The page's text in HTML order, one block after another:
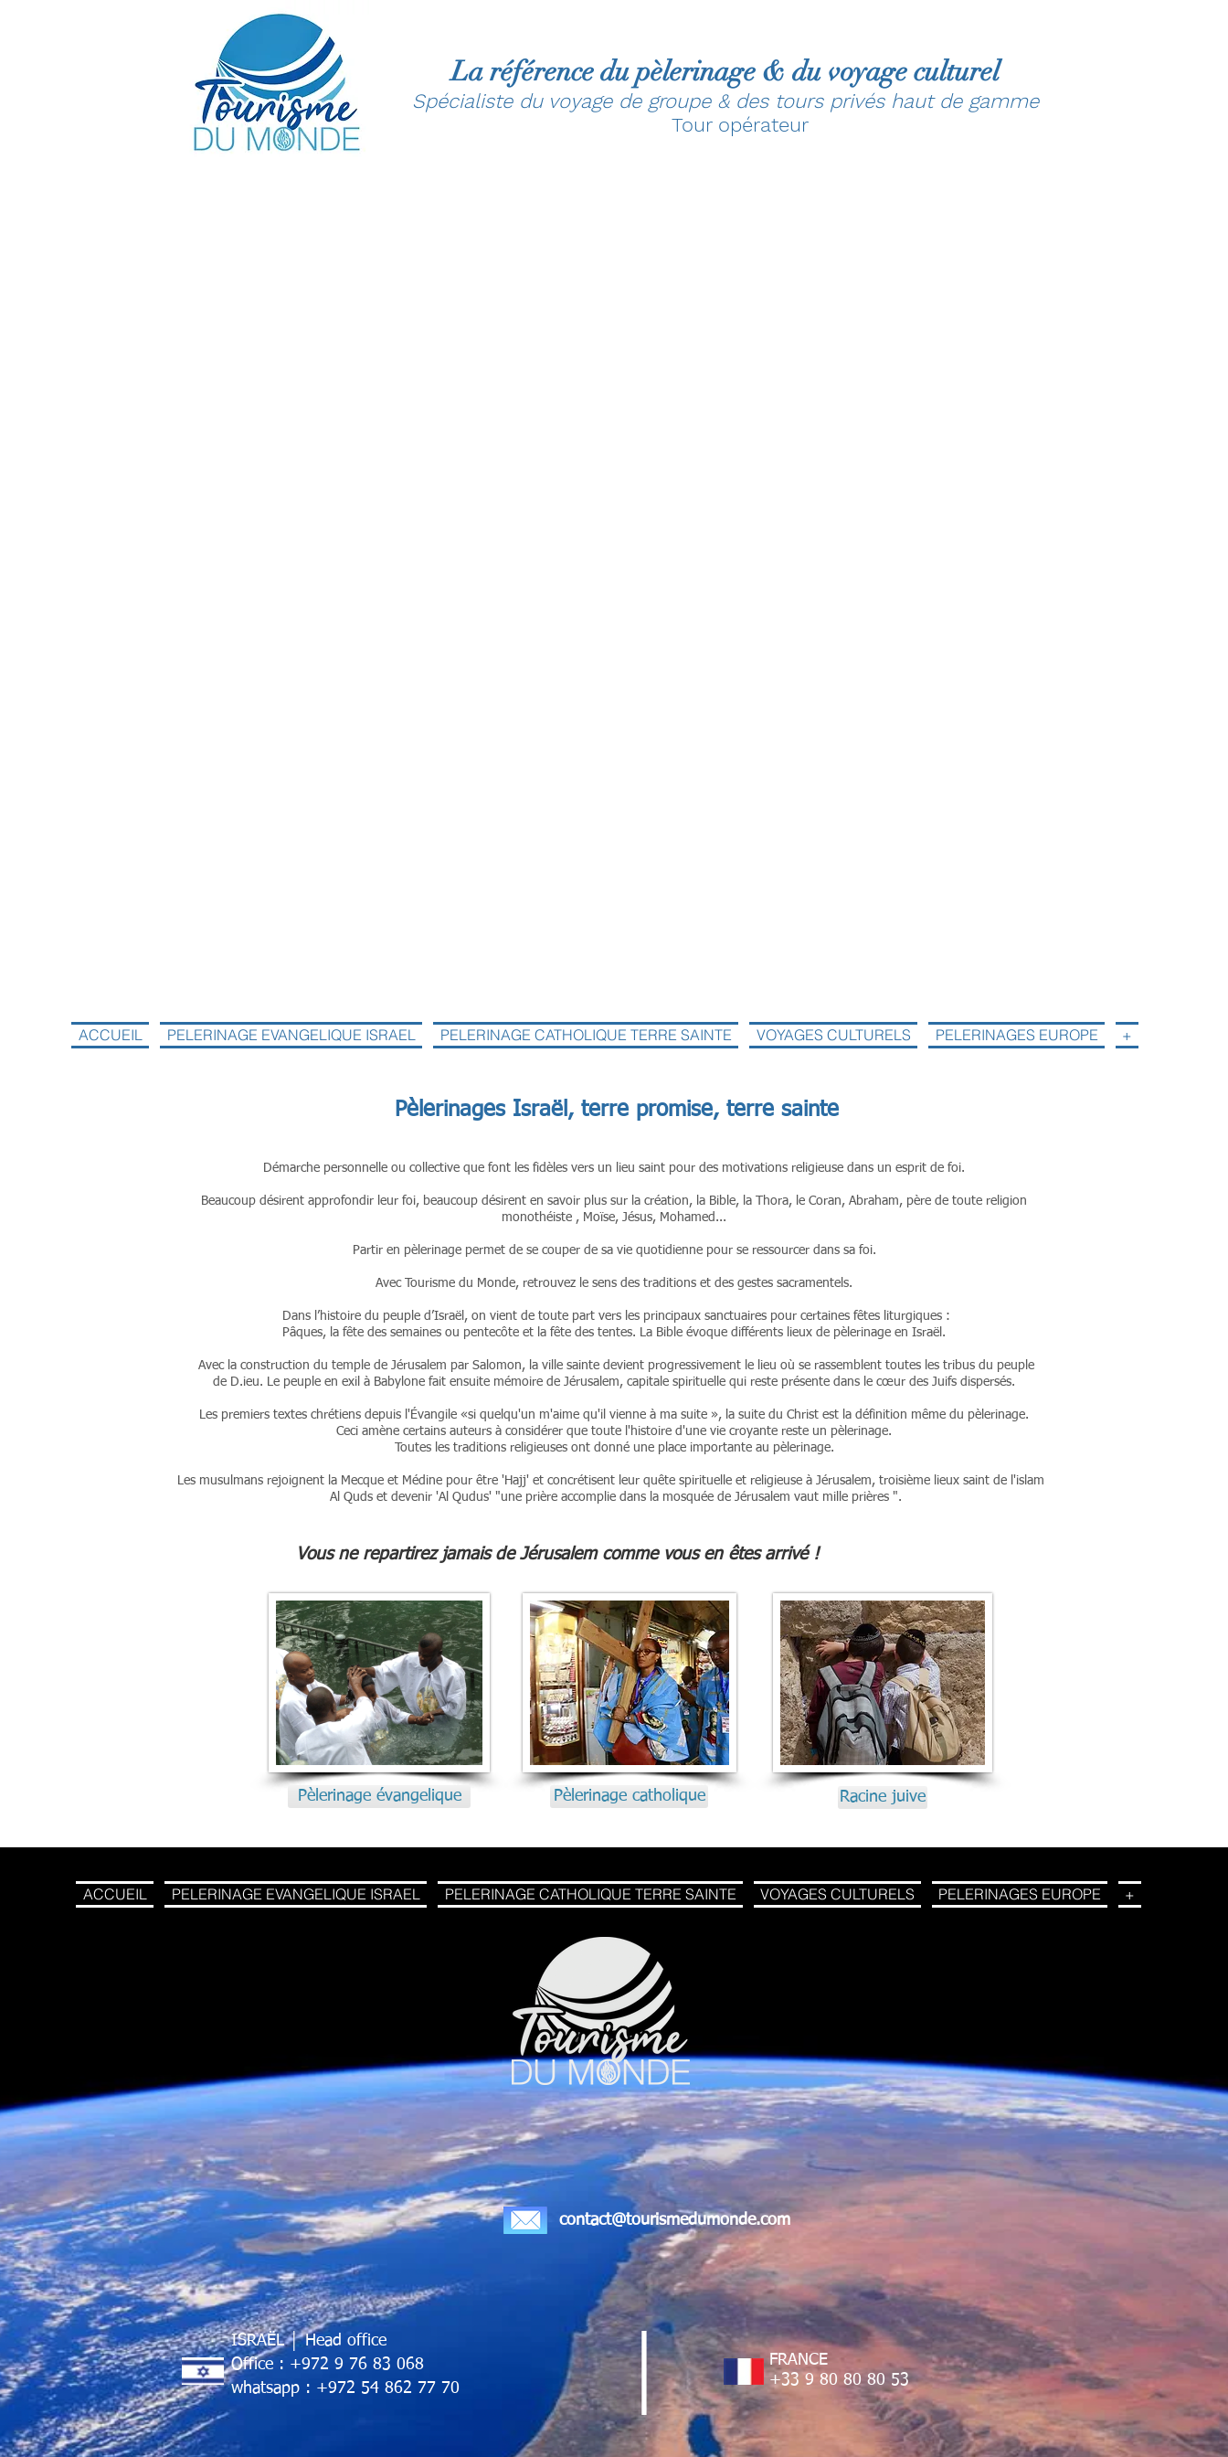
La référence du pèlerinage & du voyage culturel
Spécialiste du voyage de groupe & des tours privés haut de gamme
Tour opérateur
ACCUEIL PELERINAGE EVANGELIQUE ISRAEL PELERINAGE CATHOLIQUE TERRE SAINTE VOYAGES CULTURELS PELERINAGES EUROPE +
Pèlerinages Israël, terre promise, terre sainte
Démarche personnelle ou collective que font les fidèles vers un lieu saint pour des motivations religieuse dans un esprit de foi.
Beaucoup désirent approfondir leur foi, beaucoup désirent en savoir plus sur la création, la Bible, la Thora, le Coran, Abraham, père de toute religion
monothéiste , Moïse, Jésus, Mohamed...
Partir en pèlerinage permet de se couper de sa vie quotidienne pour se ressourcer dans sa foi.
Avec Tourisme du Monde, retrouvez le sens des traditions et des gestes sacramentels.
Dans l’histoire du peuple d’Israël, on vient de toute part vers les principaux sanctuaires pour certaines fêtes liturgiques :
Pâques, la fête des semaines ou pentecôte et la fête des tentes. La Bible évoque différents lieux de pèlerinage en Israël.
Avec la construction du temple de Jérusalem par Salomon, la ville sainte devient progressivement le lieu où se rassemblent toutes les tribus du peuple
de D.ieu. Le peuple en exil à Babylone fait ensuite mémoire de Jérusalem, capitale spirituelle qui reste présente dans le cœur des Juifs dispersés.
Les premiers textes chrétiens depuis l'Évangile «si quelqu'un m'aime qu'il vienne à ma suite », la suite du Christ est la définition même du pèlerinage.
Ceci amène certains auteurs à considérer que toute l'histoire d'une vie croyante reste un pèlerinage.
Toutes les traditions religieuses ont donné une place importante au pèlerinage.
Les musulmans rejoignent la Mecque et Médine pour être 'Hajj' et concrétisent leur quête spirituelle et religieuse à Jérusalem, troisième lieux saint de l'islam
Al Quds et devenir 'Al Qudus' "une prière accomplie dans la mosquée de Jérusalem vaut mille prières ".
Vous ne repartirez jamais de Jérusalem comme vous en êtes arrivé !
Pèlerinage évangelique
Photo Pelerinage evangelique
Pèlerinage catholique Racine juive
ACCUEIL PELERINAGE EVANGELIQUE ISRAEL PELERINAGE CATHOLIQUE TERRE SAINTE VOYAGES CULTURELS PELERINAGES EUROPE +
contact@tourismedumonde.com
ISRAËL│ Head office
Office : +972 9 76 83 068
whatsapp : +972 54 862 77 70
│
FRANCE
+33 9 80 80 80 53